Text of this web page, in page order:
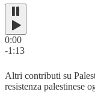
0:00
-1:13
Altri contributi su
resistenza palestinese